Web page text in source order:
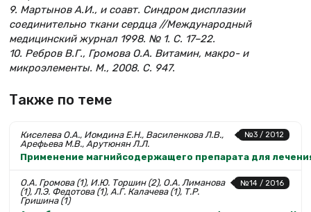
9. Мартынов А.И., и соавт. Синдром дисплазии
соединительно ткани сердца //Международный
медицинский журнал 1998. № 1. C. 17–22.
10. Ребров В.Г., Громова О.А. Витамин, макро- и
микроэлементы. М., 2008. С. 947.
Также по теме
№3 / 2012
Киселева О.А., Иомдина Е.Н., Василенкова Л.В.,
Арефьева М.В., Арутюнян Л.Л.
Применение магнийсодержащего препарата для
№14 / 2016
О.А. Громова (1), И.Ю. Торшин (2), О.А. Лиманова
(1), Л.Э. Федотова (1), А.Г. Калачева (1), Т.Р.
Гришина (1)